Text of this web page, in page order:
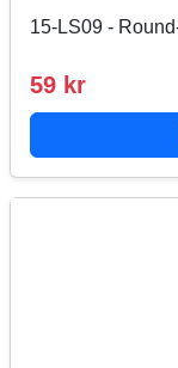
15-LS09 -
59 kr